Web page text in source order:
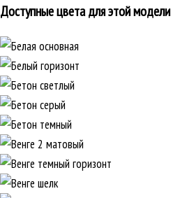
Доступные цвета для этой модели